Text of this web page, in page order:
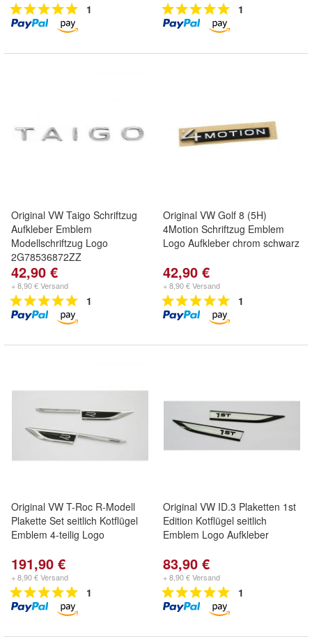
1 1
Original VW Taigo Schriftzug
Aufkleber Emblem
Modellschriftzug Logo
2G78536872ZZ
42,90 €
+ 8,90 € Versand
1
Original VW Golf 8 (5H)
4Motion Schriftzug Emblem
Logo Aufkleber chrom schwarz
42,90 €
+ 8,90 € Versand
1
Original VW T-Roc R-Modell
Plakette Set seitlich Kotflügel
Emblem 4-teilig Logo
191,90 €
+ 8,90 € Versand
1
Original VW ID.3 Plaketten 1st
Edition Kotflügel seitlich
Emblem Logo Aufkleber
83,90 €
+ 8,90 € Versand
1